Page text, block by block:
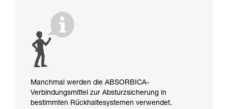
Manchmal werden die ABSORBICA-
Verbindungsmittel zur Absturzsicherung in
bestimmten Rückhaltesystemen verwendet.